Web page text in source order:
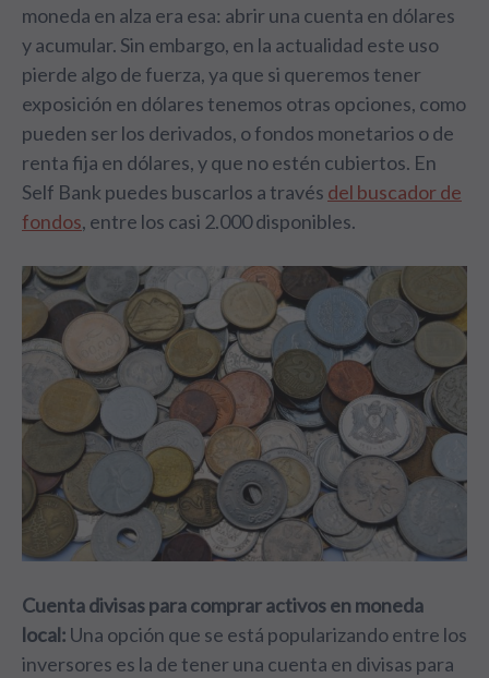
moneda en alza era esa: abrir una cuenta en dólares
y acumular. Sin embargo, en la actualidad este uso
pierde algo de fuerza, ya que si queremos tener
exposición en dólares tenemos otras opciones, como
pueden ser los derivados, o fondos monetarios o de
renta fija en dólares, y que no estén cubiertos. En
Self Bank puedes buscarlos a través del buscador de
fondos, entre los casi 2.000 disponibles.
Cuenta divisas para comprar activos en moneda
local: Una opción que se está popularizando entre los
inversores es la de tener una cuenta en divisas para